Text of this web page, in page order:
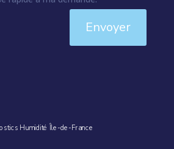
Envoyer
Humidité Île-de-France